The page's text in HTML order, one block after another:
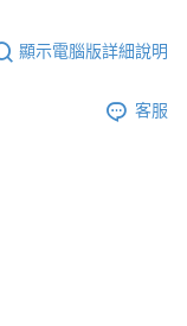
顯示電腦版詳細說明
客服